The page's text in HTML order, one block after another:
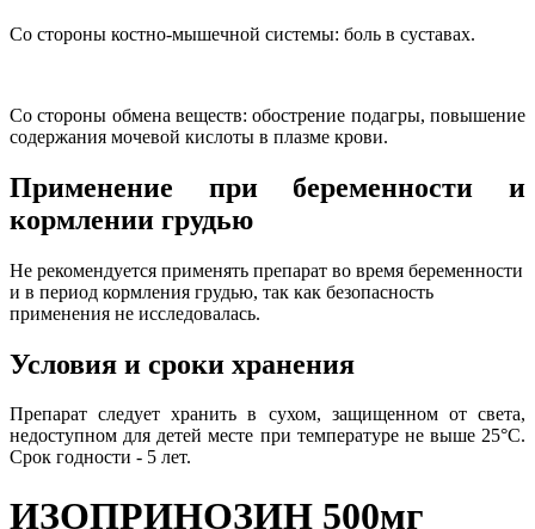
Со стороны костно-мышечной системы: боль в суставах.
Со стороны обмена веществ: обострение подагры, повышение
содержания мочевой кислоты в плазме крови.
Применение при беременности и
кормлении грудью
Не рекомендуется применять препарат во время беременности
и в период кормления грудью, так как безопасность
применения не исследовалась.
Условия и сроки хранения
Препарат следует хранить в сухом, защищенном от света,
недоступном для детей месте при температуре не выше 25°C.
Срок годности - 5 лет.
ИЗОПРИНОЗИН 500мг